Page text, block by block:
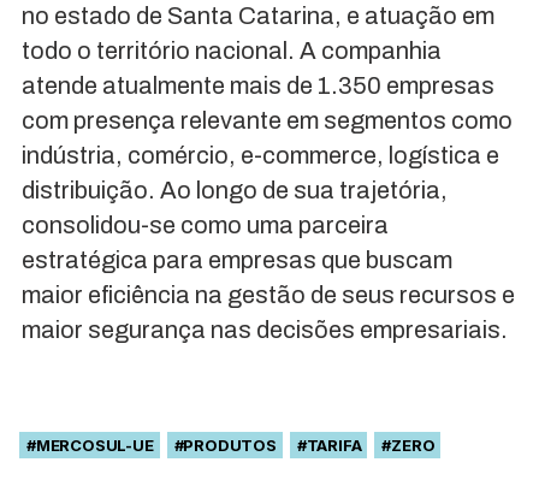
no estado de Santa Catarina, e atuação em
todo o território nacional. A companhia
atende atualmente mais de 1.350 empresas
com presença relevante em segmentos como
indústria, comércio, e-commerce, logística e
distribuição. Ao longo de sua trajetória,
consolidou-se como uma parceira
estratégica para empresas que buscam
maior eficiência na gestão de seus recursos e
maior segurança nas decisões empresariais.
#MERCOSUL-UE #PRODUTOS #TARIFA #ZERO